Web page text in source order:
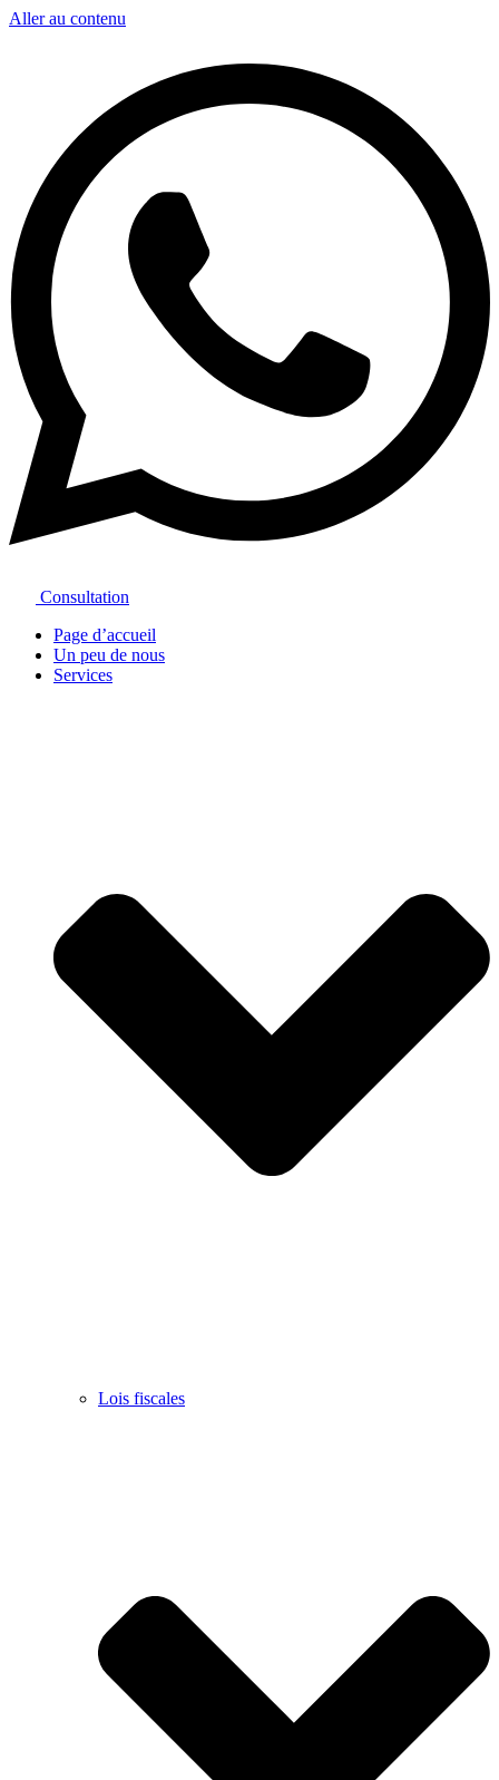
Aller au contenu
Consultation
Page d’accueil
Un peu de nous
Services
Lois fiscales